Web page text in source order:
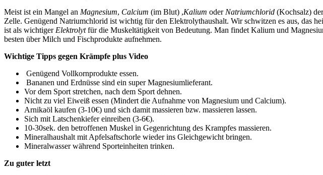
Meist ist ein Mangel an Magnesium, Calcium (im Blut) ,Kalium oder Natriumchlorid (Kochsalz)
Zelle. Genügend Natriumchlorid ist wichtig für den Elektrolythaushalt. Wir schwitzen es aus, das
ist als wichtiger Elektrolytfür die Muskeltätigkeit von Bedeutung. Man findet Kalium und
besten über Milch und Fischprodukte aufnehmen.
Wichtige Tipps gegen Krämpfe plus Video
Genügend Vollkornprodukte essen.
Bananen und Erdnüsse sind ein super Magnesiumlieferant.
Vor dem Sport stretchen, nach dem Sport dehnen.
Nicht zu viel Eiweiß essen (Mindert die Aufnahme von Magnesium und Calcium).
Arnikaöl kaufen (3-10€) und sich damit massieren bzw. massieren lassen.
Sich mit Latschenkiefer einreiben (3-6€).
10-30sek. den betroffenen Muskel in Gegenrichtung des Krampfes massieren.
Mineralhaushalt mit Apfelsaftschorle wieder ins Gleichgewicht bringen.
Mineralwasser während Sporteinheiten trinken.
Zu guter letzt